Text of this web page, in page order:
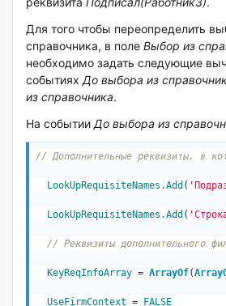
Для того чтобы переопределить
справочника, в поле Выбор из
необходимо задать следующие
событиях До выбора из
из справочника.
На событии До выбора из
// Дополнительные реквизиты, в
LookUpRequisiteNames .Add (
LookUpRequisiteNames .Add (
// Реквизиты дополнительного
KeyReqInfoArray = ArrayOf(
UseFirmContext =
FALSE